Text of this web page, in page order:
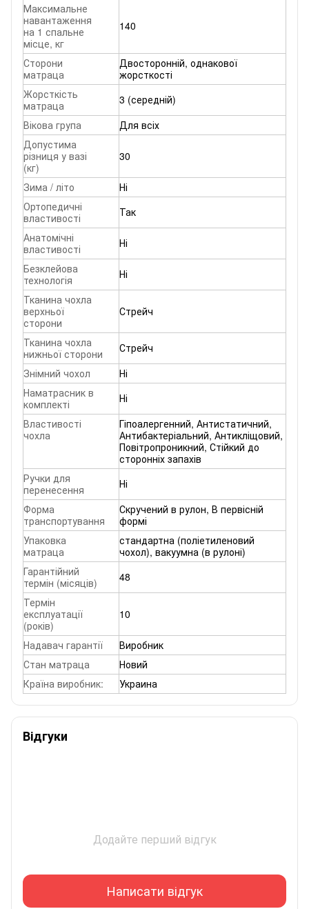
Максимальне
навантаження
на 1 спальне
місце, кг
140
Сторони
матраца
Двосторонній, однакової
жорсткості
Жорсткість
матраца
3 (середній)
Вікова група
Для всіх
Допустима
різниця у вазі
(кг)
30
Зима / літо
Ні
Ортопедичні
властивості
Так
Анатомічні
властивості
Ні
Безклейова
технологія
Ні
Тканина чохла
верхньої
сторони
Стрейч
Тканина чохла
нижньої сторони
Стрейч
Знімний чохол
Ні
Наматрасник в
комплекті
Ні
Властивості
чохла
Гіпоалергенний, Антистатичний,
Антибактеріальний, Антикліщовий,
Повітропроникний, Стійкий до
сторонніх запахів
Ручки для
перенесення
Ні
Форма
транспортування
Скручений в рулон, В первісній
формі
Упаковка
матраца
стандартна (поліетиленовий
чохол), вакуумна (в рулоні)
Гарантійний
термін (місяців)
48
Термін
експлуатації
(років)
10
Надавач гарантії
Виробник
Стан матраца
Новий
Країна виробник:
Украина
Відгуки
Додайте перший відгук
Написати відгук